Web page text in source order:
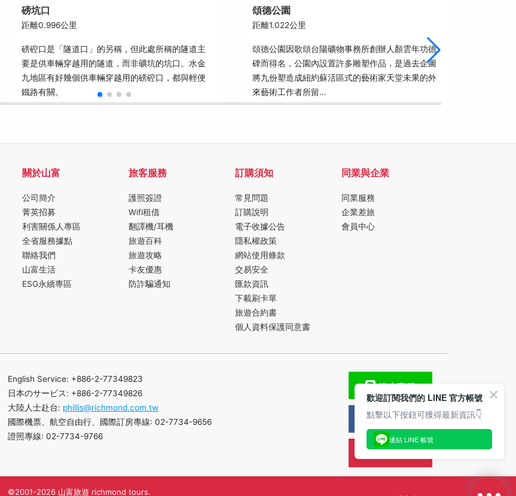
磅坑口
距離0.996公里
磅硿口是「隧道口」的另稱，但此處所稱的隧道主
要是供車輛穿越用的隧道，而非礦坑的坑口。水金
九地區有好幾個供車輛穿越用的磅硿口，都與輕便
鐵路有關。
頌德公園
距離1.022公里
頌德公園因歌頌台陽礦物事務所創辦人顏雲年功德
碑而得名，公園內設置許多雕塑作品，是過去企圖
將九份塑造成紐約蘇活區式的藝術家天堂未果的外
來藝術工作者所留…
關於山富
公司簡介
菁英招募
利害關係人專區
全省服務據點
聯絡我們
山富生活
ESG永續專區
旅客服務
護照簽證
Wifi租借
翻譯機/耳機
旅遊百科
旅遊攻略
卡友優惠
防詐騙通知
訂購須知
常見問題
訂購說明
電子收據公告
隱私權政策
網站使用條款
交易安全
匯款資訊
下載刷卡單
旅遊合約書
個人資料保護同意書
同業與企業
同業服務
企業差旅
會員中心
English Service: +886-2-77349823
日本のサービス: +886-2-77349826
大陸人士赴台: phillis@richmond.com.tw
國際機票、航空自由行、國際訂房專線: 02-7734-9656
證照專線: 02-7734-9766
線上客服
FB粉絲團
©2001-2026 山富旅遊 richmond tours.
歡迎訂閱我們的 LINE 官方帳號
點擊以下按鈕可獲得最新資訊👇
連結 LINE 帳號